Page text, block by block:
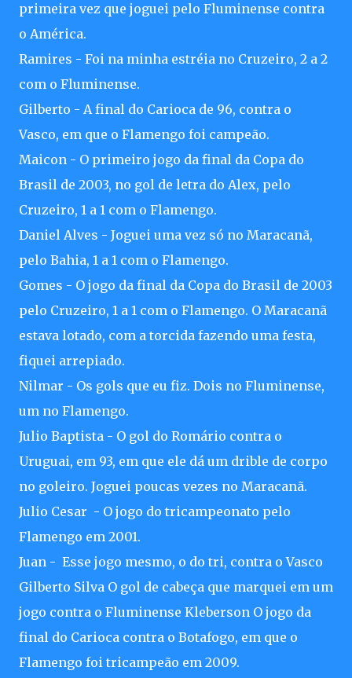
primeira vez que joguei pelo Fluminense contra
o América.
Ramires - Foi na minha estréia no Cruzeiro, 2 a 2
com o Fluminense.
Gilberto - A final do Carioca de 96, contra o
Vasco, em que o Flamengo foi campeão.
Maicon - O primeiro jogo da final da Copa do
Brasil de 2003, no gol de letra do Alex, pelo
Cruzeiro, 1 a 1 com o Flamengo.
Daniel Alves - Joguei uma vez só no Maracanã,
pelo Bahia, 1 a 1 com o Flamengo.
Gomes - O jogo da final da Copa do Brasil de 2003
pelo Cruzeiro, 1 a 1 com o Flamengo. O Maracanã
estava lotado, com a torcida fazendo uma festa,
fiquei arrepiado.
Nilmar - Os gols que eu fiz. Dois no Fluminense,
um no Flamengo.
Julio Baptista - O gol do Romário contra o
Uruguai, em 93, em que ele dá um drible de corpo
no goleiro. Joguei poucas vezes no Maracanã.
Julio Cesar - O jogo do tricampeonato pelo
Flamengo em 2001.
Juan - Esse jogo mesmo, o do tri, contra o Vasco
Gilberto Silva O gol de cabeça que marquei em um
jogo contra o Fluminense Kleberson O jogo da
final do Carioca contra o Botafogo, em que o
Flamengo foi tricampeão em 2009.